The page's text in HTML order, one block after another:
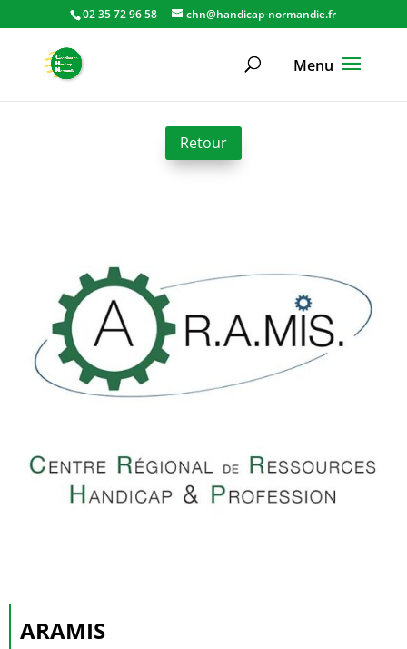
02 35 72 96 58 chn@handicap-normandie.fr
Retour
ARAMIS